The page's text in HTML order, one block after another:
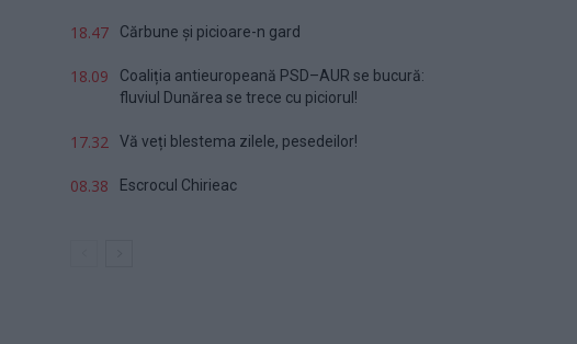
18.47 Cărbune și picioare-n gard
18.09
Coaliția antieuropeană PSD–AUR se bucură:
fluviul Dunărea se trece cu piciorul!
17.32 Vă veți blestema zilele, pesedeilor!
08.38 Escrocul Chirieac